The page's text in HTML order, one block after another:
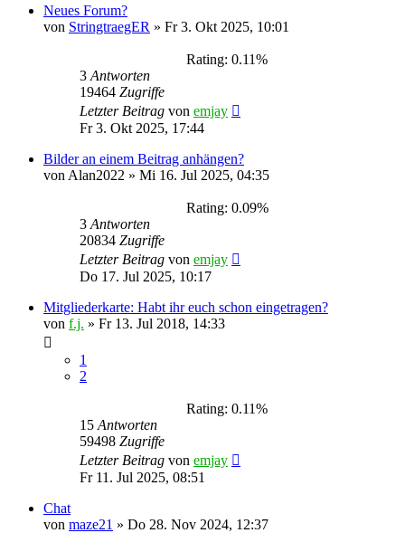
Neues Forum?
von StringtraegER » Fr 3. Okt 2025, 10:01
Rating: 0.11%
3 Antworten
19464 Zugriffe
Letzter Beitrag von emjay
Fr 3. Okt 2025, 17:44
Bilder an einem Beitrag anhängen?
von Alan2022 » Mi 16. Jul 2025, 04:35
Rating: 0.09%
3 Antworten
20834 Zugriffe
Letzter Beitrag von emjay
Do 17. Jul 2025, 10:17
Mitgliederkarte: Habt ihr euch schon eingetragen?
von f.j. » Fr 13. Jul 2018, 14:33
1
2
Rating: 0.11%
15 Antworten
59498 Zugriffe
Letzter Beitrag von emjay
Fr 11. Jul 2025, 08:51
Chat
von maze21 » Do 28. Nov 2024, 12:37